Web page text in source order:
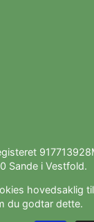
Sande i Vestfold.
hovedsaklig
du godtar dette.